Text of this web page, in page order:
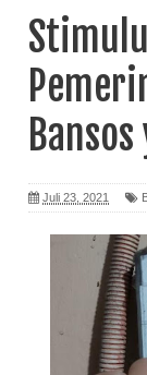
Juli 23, 2021